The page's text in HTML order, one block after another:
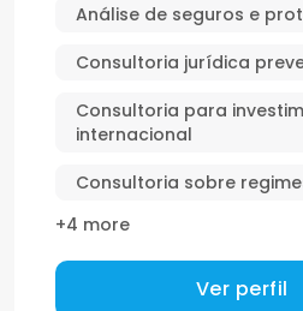
Análise de seguros e
Consultoria jurídica
Consultoria para
internacional
Consultoria sobre
+4 more
Ver perfil